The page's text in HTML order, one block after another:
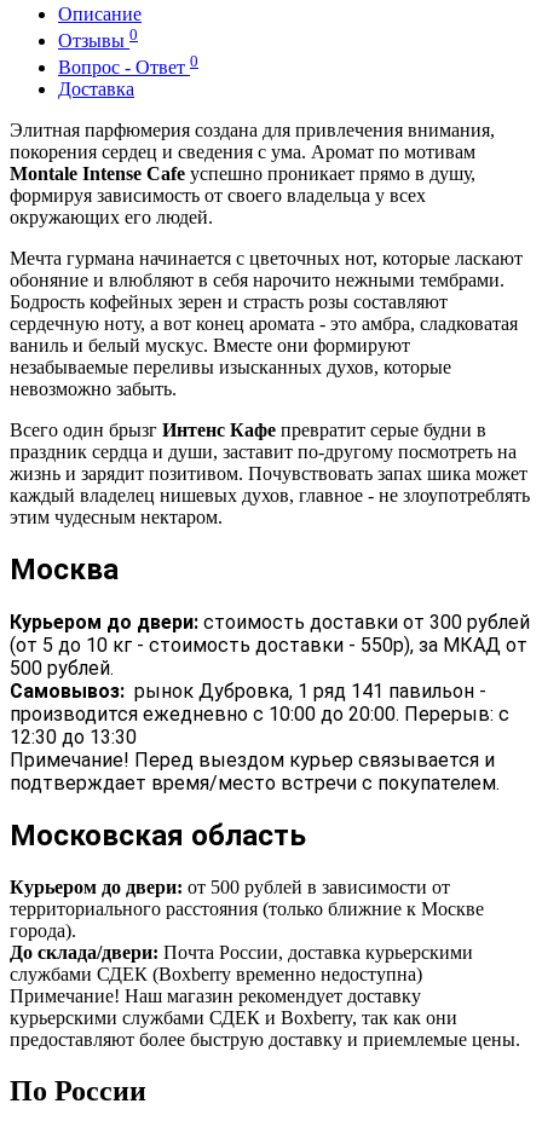
Описание
Отзывы 0
Вопрос - Ответ 0
Доставка
Элитная парфюмерия создана для привлечения внимания,
покорения сердец и сведения с ума. Аромат по мотивам
Montale Intense Cafe успешно проникает прямо в душу,
формируя зависимость от своего владельца у всех
окружающих его людей.
Мечта гурмана начинается с цветочных нот, которые ласкают
обоняние и влюбляют в себя нарочито нежными тембрами.
Бодрость кофейных зерен и страсть розы составляют
сердечную ноту, а вот конец аромата - это амбра, сладковатая
ваниль и белый мускус. Вместе они формируют
незабываемые переливы изысканных духов, которые
невозможно забыть.
Всего один брызг Интенс Кафе превратит серые будни в
праздник сердца и души, заставит по-другому посмотреть на
жизнь и зарядит позитивом. Почувствовать запах шика может
каждый владелец нишевых духов, главное - не злоупотреблять
этим чудесным нектаром.
Москва
Курьером до двери: стоимость доставки от 300 рублей
(от 5 до 10 кг - стоимость доставки - 550р), за МКАД от
500 рублей.
Самовывоз: рынок Дубровка, 1 ряд 141 павильон -
производится ежедневно с 10:00 до 20:00. Перерыв: с
12:30 до 13:30
Примечание! Перед выездом курьер связывается и
подтверждает время/место встречи с покупателем.
Московская область
Курьером до двери: от 500 рублей в зависимости от
территориального расстояния (только ближние к Москве
города).
До склада/двери: Почта России, доставка курьерскими
службами СДЕК (Boxberry временно недоступна)
Примечание! Наш магазин рекомендует доставку
курьерскими службами СДЕК и Boxberry, так как они
предоставляют более быструю доставку и приемлемые цены.
По России